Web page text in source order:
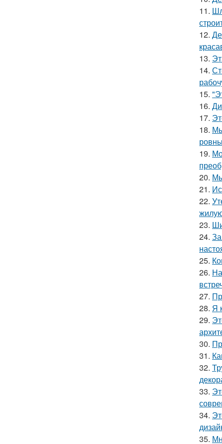
11.
12.
13.
14.
15.
16.
17.
18.
19.
20.
21.
22.
23.
24.
25.
26.
27.
28. Я
29.
30.
31.
32.
33.
34.
35.